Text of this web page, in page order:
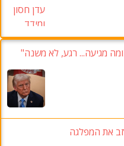
מגיעה... רגע, לא משנה"
את המפלגה